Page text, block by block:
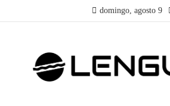
domingo, agosto 9